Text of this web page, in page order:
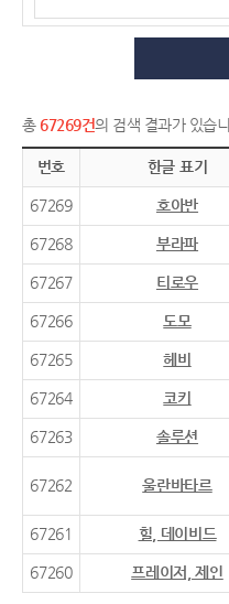
총 67269건의 검색 결과가 있습
번호 한글 표기
67269 호아반
67268 부라파
67267 티로우
67266 도모
67265 헤비
67264 코키
67263 솔루션
67262 울란바타르
67261 힐, 데이비드
67260 프레이저, 제인